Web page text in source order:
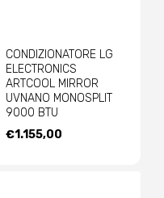
CONDIZIONATORE LG
ELECTRONICS
ARTCOOL MIRROR
UVNANO MONOSPLIT
9000 BTU
€1.155,00